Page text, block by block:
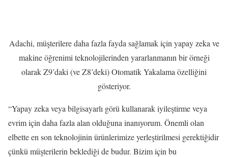
Adachi, müşterilere daha fazla fayda sağlamak için yapay zeka ve
makine öğrenimi teknolojilerinden yararlanmanın bir örneği
olarak Z9’daki (ve Z8’deki) Otomatik Yakalama özelliğini
gösteriyor.
“Yapay zeka veya bilgisayarlı görü kullanarak iyileştirme veya
evrim için daha fazla alan olduğuna inanıyorum. Önemli olan
elbette en son teknolojinin ürünlerimize yerleştirilmesi gerektiğidir
çünkü müşterilerin beklediği de budur. Bizim için bu